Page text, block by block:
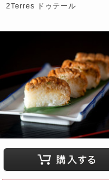
2Terres ドゥテール